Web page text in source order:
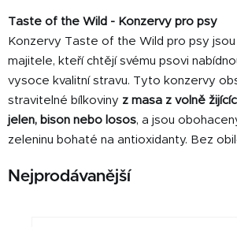
Taste of the Wild - Konzervy pro psy
Konzervy Taste of the Wild pro psy
majitele, kteří chtějí svému psovi
vysoce kvalitní stravu. Tyto konzervy
stravitelné bílkoviny z masa z volně
jelen, bison nebo losos, a jsou
zeleninu bohaté na antioxidanty. Bez
Nejprodávanější